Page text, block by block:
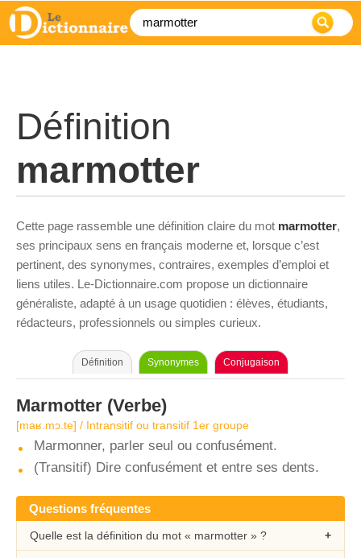
Définition
marmotter
Cette page rassemble une définition claire du mot marmotter,
ses principaux sens en français moderne et, lorsque c’est
pertinent, des synonymes, contraires, exemples d’emploi et
liens utiles. Le-Dictionnaire.com propose un dictionnaire
généraliste, adapté à un usage quotidien : élèves, étudiants,
rédacteurs, professionnels ou simples curieux.
Définition Synonymes Conjugaison
Marmotter (Verbe)
[maʁ.mɔ.te] / Intransitif ou transitif 1er groupe
Marmonner, parler seul ou confusément.
(Transitif) Dire confusément et entre ses dents.
Questions fréquentes
Quelle est la définition du mot « marmotter » ?